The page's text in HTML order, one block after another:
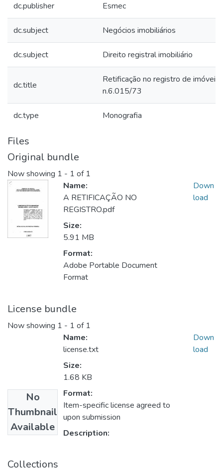
dc.publisher Esmec
dc.subject Negócios imobiliários
dc.subject Direito registral imobiliário
dc.title
Retificação no registro de imóveis
n.6.015/73
dc.type Monografia
Files
Original bundle
Now showing 1 - 1 of 1
Name:
A RETIFICAÇÃO NO
REGISTRO.pdf
Size:
5.91 MB
Format:
Adobe Portable Document
Format
Down
load
License bundle
Now showing 1 - 1 of 1
No
Thumbnail
Available
Name:
license.txt
Size:
1.68 KB
Format:
Item-specific license agreed to
upon submission
Description:
Down
load
Collections